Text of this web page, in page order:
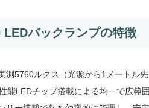
LEDバックランプの特徴
測5760ルクス（光源から1メートル
能LEDチップ搭載による均一で広範